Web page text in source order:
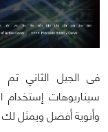
فى الجيل الثاني
سيناريوهات إستخدام
وأنوية أفضل ويمثل لك